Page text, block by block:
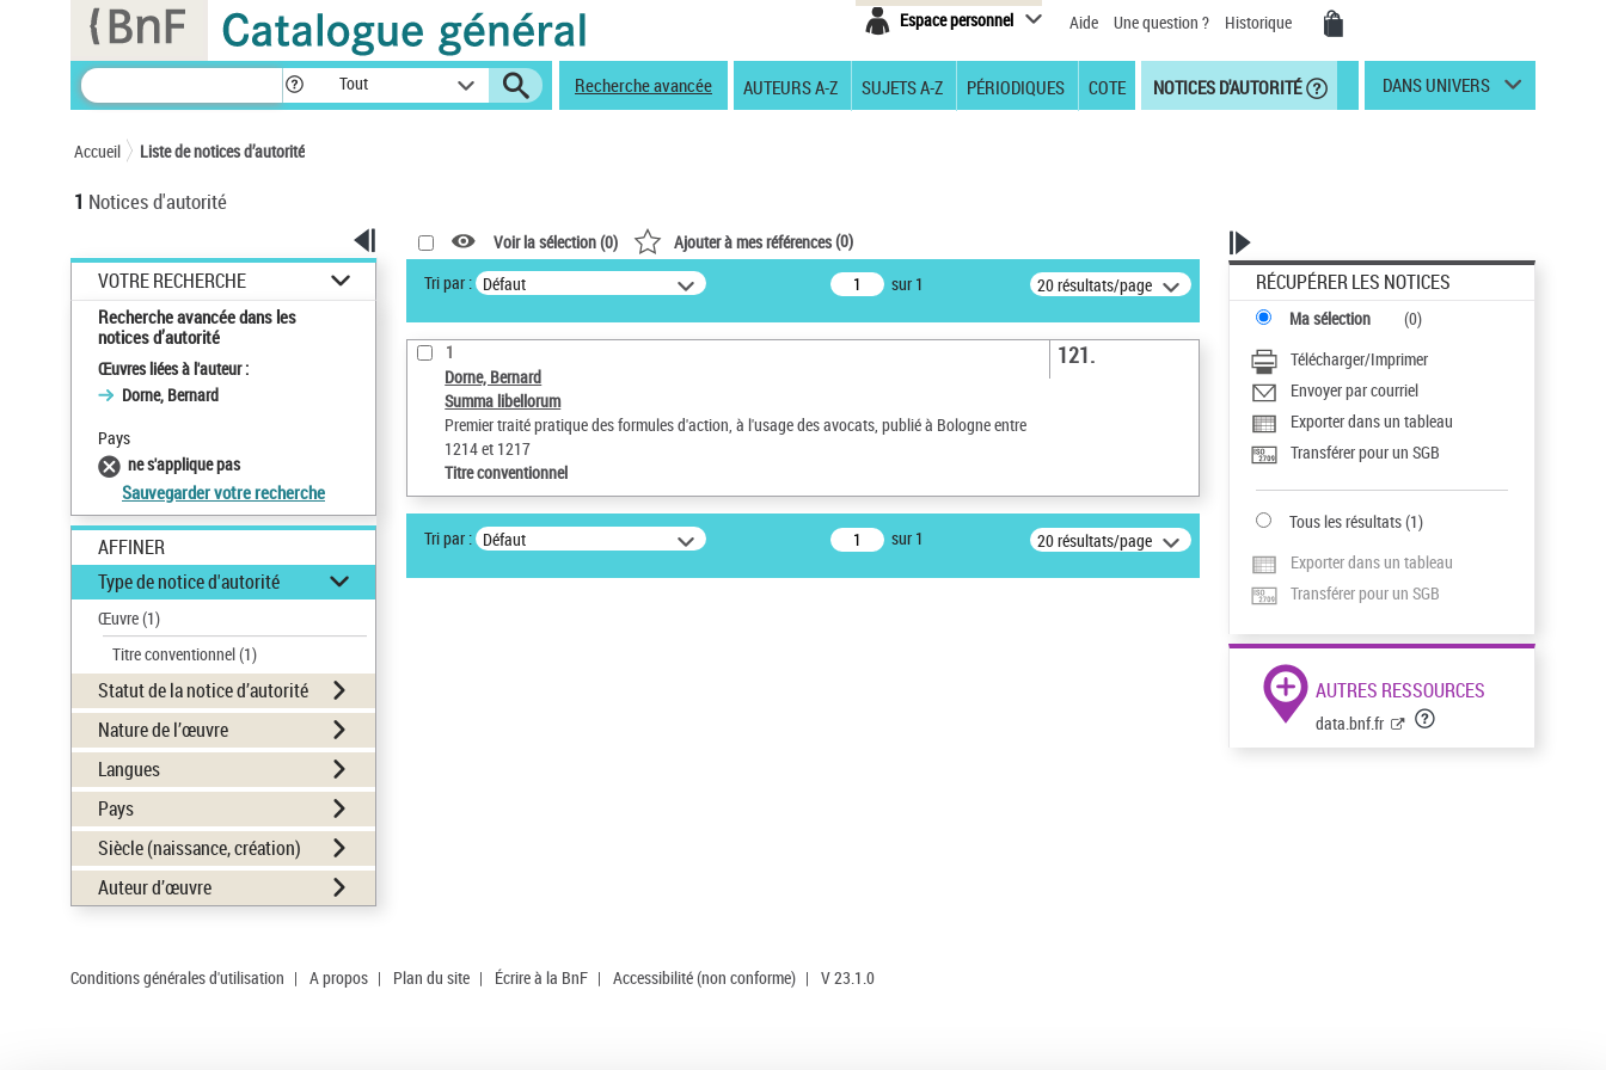
Espace personnel Aide Une question ? Historique
Tout Recherche avancée AUTEURS A-Z SUJETS A-Z PÉRIODIQUES COTE NOTICES D'AUTORITÉ DANS UNIVERS
Accueil Liste de notices d’autorité
1 Notices d'autorité
VOTRE RECHERCHE
Recherche avancée dans les
notices d’autorité
Œuvres liées à l'auteur :
Dorne, Bernard
Pays
ne s'applique pas
Sauvegarder votre recherche
AFFINER
Type de notice d'autorité
Œuvre(1)
Titre conventionnel(1)
Statut de la notice d’autorité
Nature de l’œuvre
Langues
Pays
Siècle (naissance, création)
Auteur d’œuvre
Voir la sélection (0) Ajouter à mes références(0)
Tri par : Défaut sur 1 20 résultats/page
1
Dorne, Bernard
Summa libellorum
Premier traité pratique des formules d'action, à l'usage des avocats, publié à Bologne entre
1214 et 1217
Titre conventionnel
121.
Tri par : Défaut sur 1 20 résultats/page
RÉCUPÉRER LES NOTICES
Ma sélection (0)
Télécharger/Imprimer
Envoyer par courriel
Exporter dans un tableau
Transférer pour un SGB
Tous les résultats(1)
Exporter dans un tableau
Transférer pour un SGB
AUTRES RESSOURCES
data.bnf.fr
Conditions générales d'utilisation | A propos | Plan du site | Écrire à la BnF | Accessibilité (non conforme) | V 23.1.0
Panneau de gestion des cookies